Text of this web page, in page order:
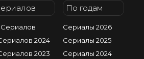
2024
2023
По годам
Сериалы 2026
Сериалы 2025
Сериалы 2024